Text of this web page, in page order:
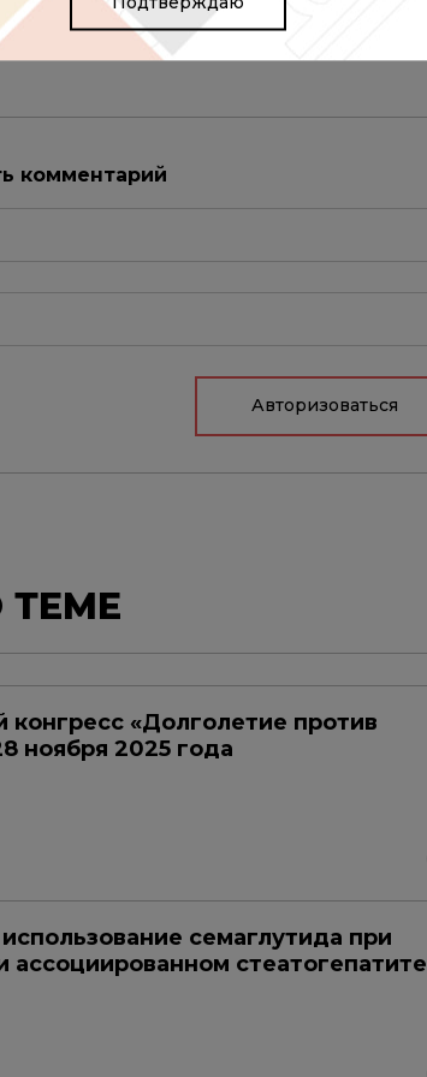
комментарий
Авторизоваться
ТЕМЕ
конгресс «Долголетие против
ноября 2025 года
семаглутида при
ассоциированном стеатогепатите